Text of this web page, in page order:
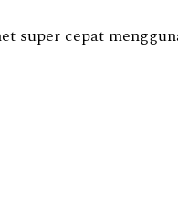
super cepat